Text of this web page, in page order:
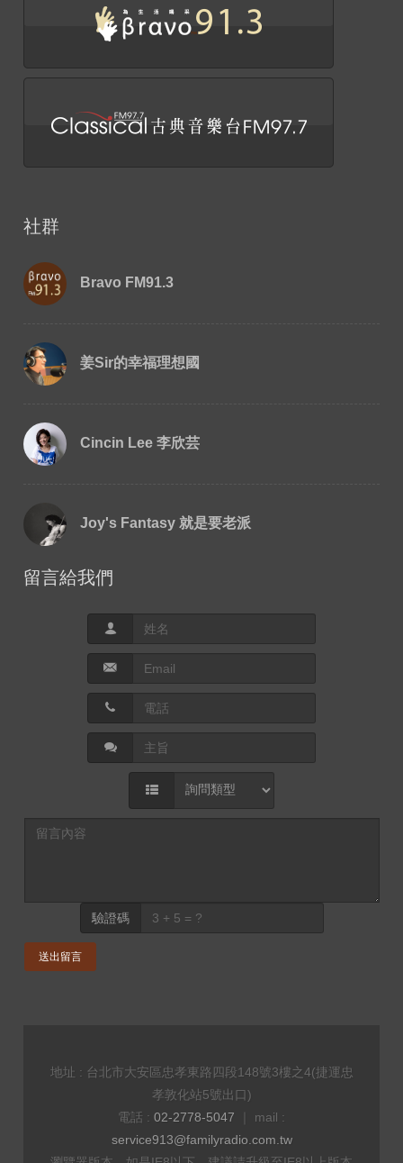
社群
Bravo FM91.3
姜Sir的幸福理想國
Cincin Lee 李欣芸
Joy's Fantasy 就是要老派
留言給我們
驗證碼
送出留言
地址 : 台北市大安區忠孝東路四段148號3樓之4(捷運忠
孝敦化站5號出口)
電話 : 02-2778-5047 ｜ mail :
service913@familyradio.com.tw